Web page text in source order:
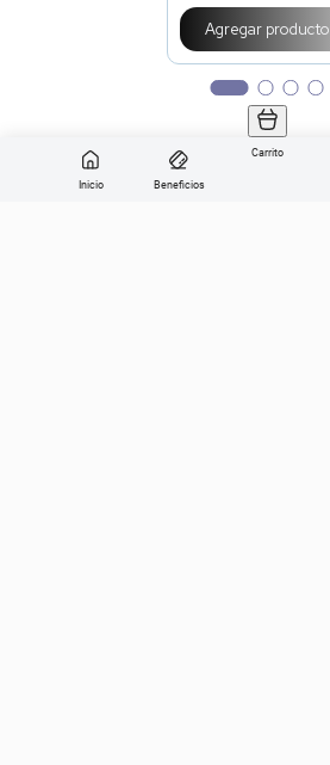
Inicio Beneficios
Carrito
Agregar producto